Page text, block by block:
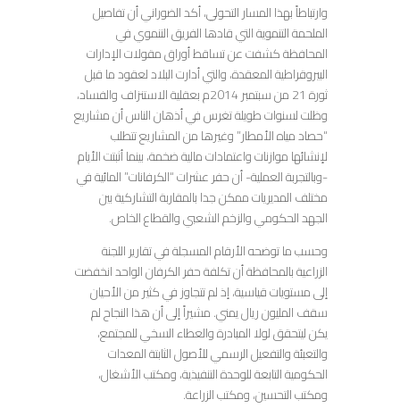
وارتباطاً بهذا المسار التحولي، أكد الضوراني أن تفاصيل
الملحمة التنموية التي قادها الفريق التنموي في
المحافظة كشفت عن تساقط أوراق مقولات الإدارات
البيروقراطية المعقدة، والتي أدارت البلاد لعقود ما قبل
ثورة 21 من سبتمبر 2014م بعقلية الاستنزاف والفساد،
وظلت لسنوات طويلة تغرس في أذهان الناس أن مشاريع
“حصاد مياه الأمطار” وغيرها من المشاريع تتطلب
لإنشائها موازنات واعتمادات مالية ضخمة، بينما أثبتت الأيام
-وبالتجربة العملية- أن حفر عشرات “الكرفانات” المائية في
مختلف المديريات ممكن جدا بالمقاربة التشاركية بين
الجهد الحكومي والزخم الشعبي والقطاع الخاص.
وحسب ما توضحه الأرقام المسجلة في تقارير اللجنة
الزراعية بالمحافظة أن تكلفة حفر الكرفان الواحد انخفضت
إلى مستويات قياسية، إذ لم تتجاوز في كثير من الأحيان
سقف المليون ريال يمني. مشيراً إلى أن هذا النجاح لم
يكن ليتحقق لولا المبادرة والعطاء السخي للمجتمع،
والتعبئة والتفعيل الرسمي للأصول الثابتة المعدات
الحكومية التابعة للوحدة التنفيذية، ومكتب الأشغال،
ومكتب التحسين، ومكتب الزراعة.